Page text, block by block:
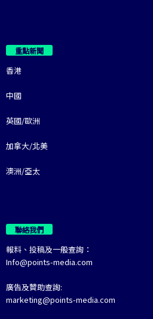
重點新聞
香港
中國
英國/歐洲
加拿大/北美
澳洲/亞太
聯絡我們
報料、投稿及一般查詢：
Info@points-media.com
廣告及贊助查詢:
marketing@points-media.com